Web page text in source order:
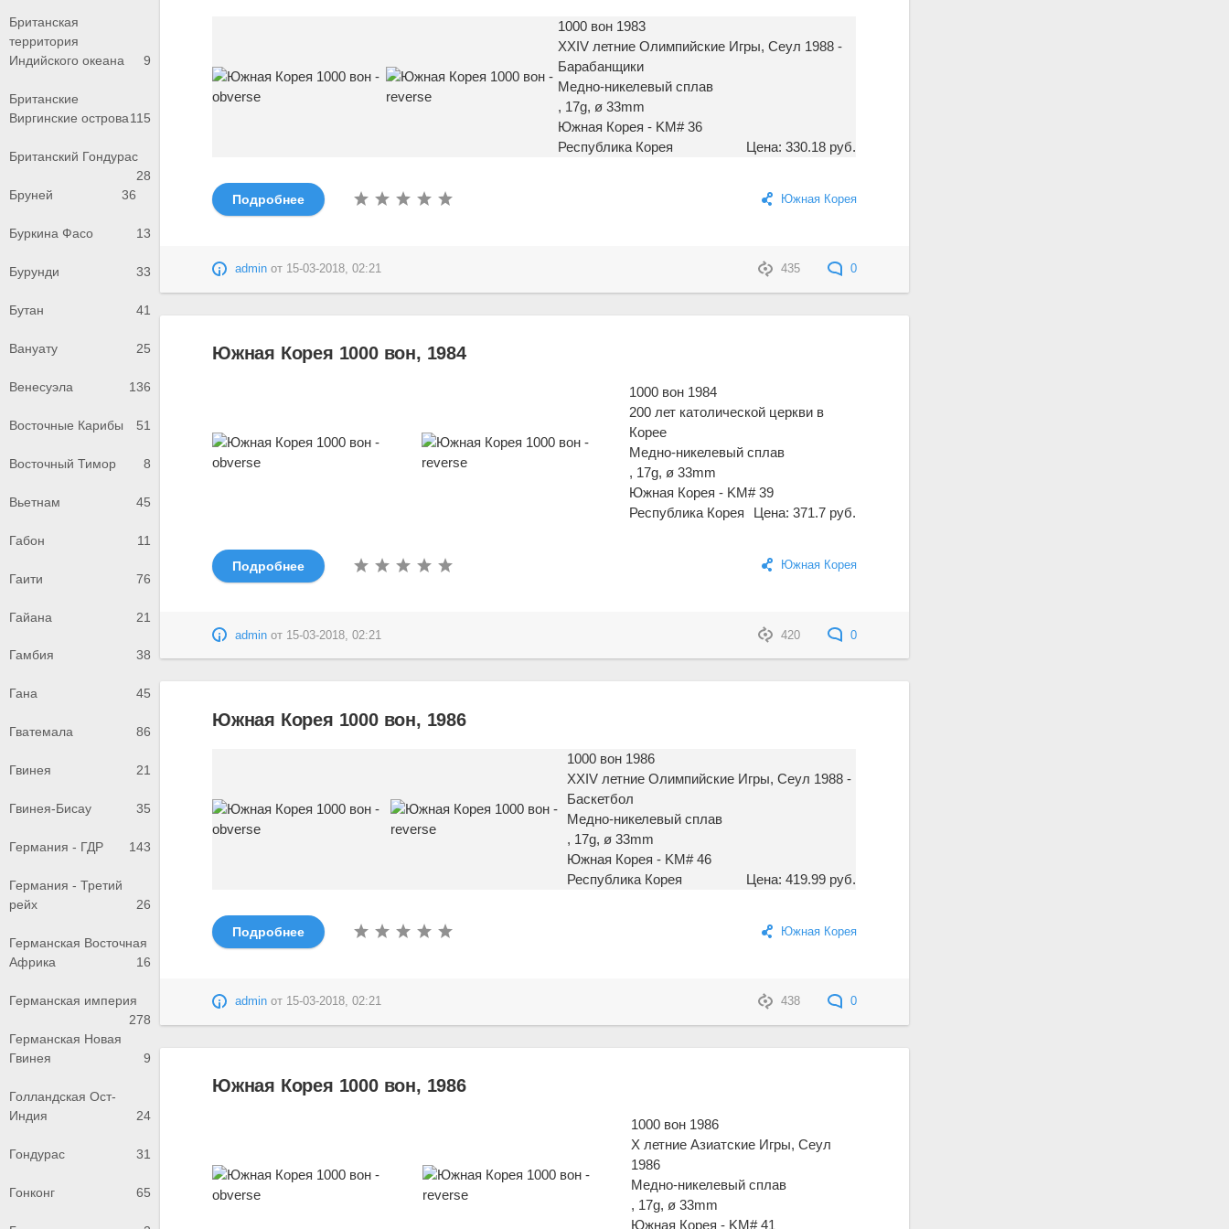
Британская
территория
Индийского океана
9
Британские
Виргинские острова115
Британский Гондурас
28
Бруней
36
Буркина Фасо 13
Бурунди 33
Бутан 41
Вануату 25
Венесуэла 136
Восточные Карибы 51
Восточный Тимор 8
Вьетнам 45
Габон 11
Гаити 76
Гайана 21
Гамбия 38
Гана 45
Гватемала 86
Гвинея 21
Гвинея-Бисау 35
Германия - ГДР 143
Германия - Третий
рейх
26
Германская Восточная
Африка
16
Германская империя
278
Германская Новая
Гвинея
9
Голландская Ост-
Индия
24
Гондурас 31
Гонконг 65
1000 вон 1983
XXIV летние Олимпийские Игры, Сеул 1988 -
Барабанщики
Медно-никелевый сплав
, 17g, ø 33mm
Южная Корея - KM# 36
Республика Корея
Цена: 330.18 руб.
Южная Корея
Подробнее
435 0
admin от 15-03-2018, 02:21
Южная Корея 1000 вон, 1984
1000 вон 1984
200 лет католической церкви в
Корее
Медно-никелевый сплав
, 17g, ø 33mm
Южная Корея - KM# 39
Республика Корея
Цена: 371.7 руб.
Южная Корея
Подробнее
420 0
admin от 15-03-2018, 02:21
Южная Корея 1000 вон, 1986
1000 вон 1986
XXIV летние Олимпийские Игры, Сеул 1988 -
Баскетбол
Медно-никелевый сплав
, 17g, ø 33mm
Южная Корея - KM# 46
Республика Корея
Цена: 419.99 руб.
Южная Корея
Подробнее
438 0
admin от 15-03-2018, 02:21
Южная Корея 1000 вон, 1986
1000 вон 1986
X летние Азиатские Игры, Сеул
1986
Медно-никелевый сплав
, 17g, ø 33mm
Южная Корея - KM# 41